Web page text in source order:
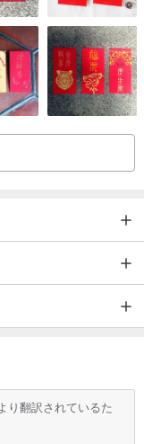
り翻訳されているた